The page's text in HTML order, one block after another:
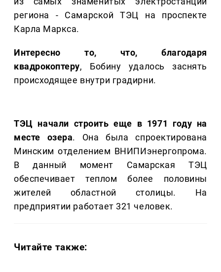
региона - Самарской ТЭЦ на проспекте
Карла Маркса.
Интересно то, что, благодаря
квадрокоптеру, Бобину удалось заснять
происходящее внутри градирни.
ТЭЦ начали строить еще в 1971 году на
месте озера. Она была спроектирована
Минским отделением ВНИПИэнергопрома.
В данный момент Самарская ТЭЦ
обеспечивает теплом более половины
жителей областной столицы. На
предприятии работает 321 человек.
Читайте также: